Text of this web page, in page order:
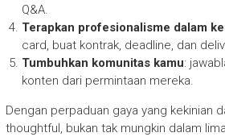
Q&A.
Terapkan profesionalisme dalam
card, buat kontrak, deadline, dan
Tumbuhkan komunitas kamu:
konten dari permintaan mereka.
Dengan perpaduan gaya yang kekinian
thoughtful, bukan tak mungkin dalam